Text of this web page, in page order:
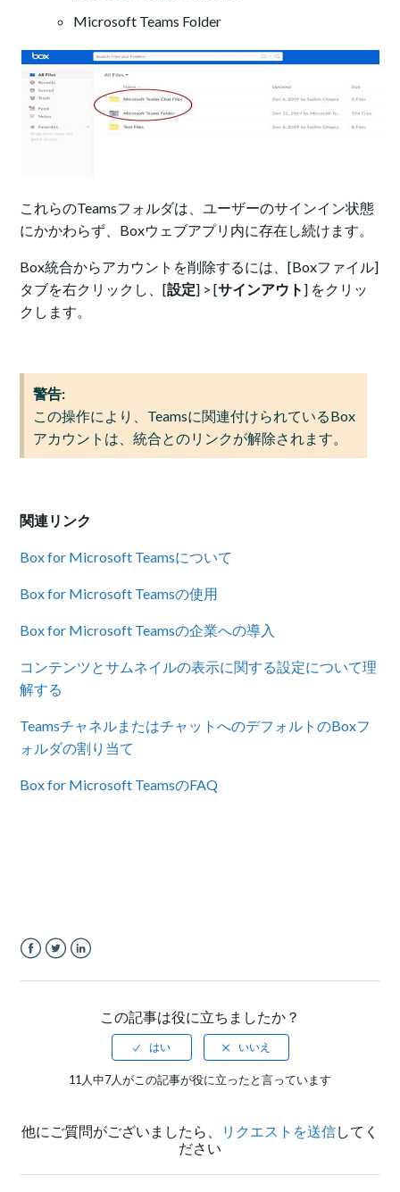
Microsoft Teams Folder
これらのTeamsフォルダは、ユーザーのサインイン状態
にかかわらず、Boxウェブアプリ内に存在し続けます。
Box統合からアカウントを削除するには、[Boxファイル]
タブを右クリックし、[設定] > [サインアウト ] をクリッ
クします。
警告:
この操作により、Teamsに関連付けられているBox
アカウントは、統合とのリンクが解除されます。
関連リンク
Box for Microsoft Teamsについて
Box for Microsoft Teamsの使用
Box for Microsoft Teamsの企業への導入
コンテンツとサムネイルの表示に関する設定について理
解する
TeamsチャネルまたはチャットへのデフォルトのBoxフ
ォルダの割り当て
Box for Microsoft TeamsのFAQ
この記事は役に立ちましたか？
11人中7人がこの記事が役に立ったと言っています
他にご質問がございましたら、 リクエストを送信してく
ださい